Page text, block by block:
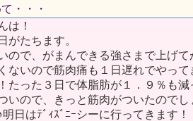
・・・
は！
がたちます。
ので、がまんできる強さまで上げ
ないので筋肉痛も１日遅れでやっ
たった３日で体脂肪が１．９％も
いので、きっと筋肉がついたのでし
日はﾃﾞｨｽﾞﾆｰシーに行ってきます！